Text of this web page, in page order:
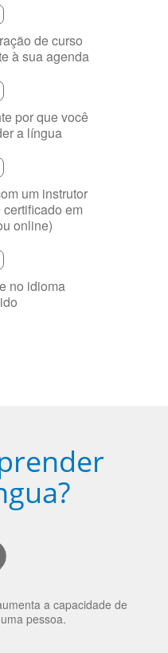
de curso
à sua agenda
por que você
a língua
um instrutor
em
online)
no idioma
a capacidade de
pessoa.